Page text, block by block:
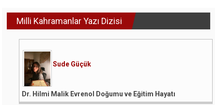
Milli Kahramanlar Yazı Dizisi
Sude Güçük
Dr. Hilmi Malik Evrenol Doğumu ve Eğitim Hayatı